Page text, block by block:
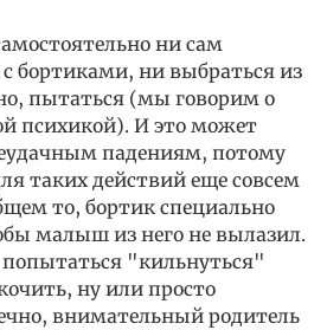
ни сам
с бортиками, ни выбраться из
пытаться (мы говорим о
психикой). И это может
падениям, потому
таких действий еще совсем
то, бортик специально
малыш из него не вылазил.
"кильнуться"
ну или просто
внимательный родитель